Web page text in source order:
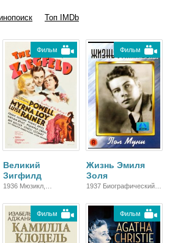
Топ IMDb
Фильм
Великий
Зигфилд
1936 Мюзикл,
Мелодрама, Драма
Фильм
Жизнь Эмиля
Золя
1937 Биографический,
Фильм Фильм